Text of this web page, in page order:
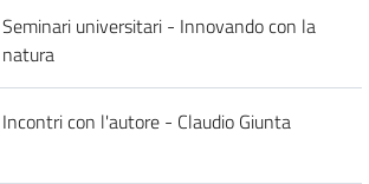
Seminari universitari - Innovando con la
natura
Incontri con l'autore - Claudio Giunta